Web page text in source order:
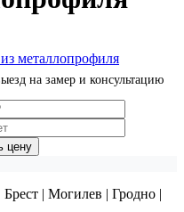
на замер и консультацию
цену
| Могилев | Гродно |